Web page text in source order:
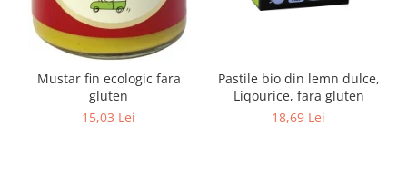
Mustar fin ecologic fara
gluten
15,03 Lei
Pastile bio din lemn dulce,
Liqourice, fara gluten
18,69 Lei